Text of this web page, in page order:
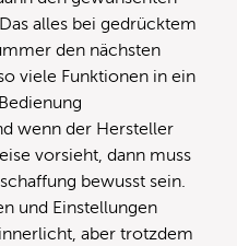
alles bei gedrücktem
den nächsten
viele Funktionen in ein
wenn der Hersteller
vorsieht, dann muss
bewusst sein.
und Einstellungen
aber trotzdem